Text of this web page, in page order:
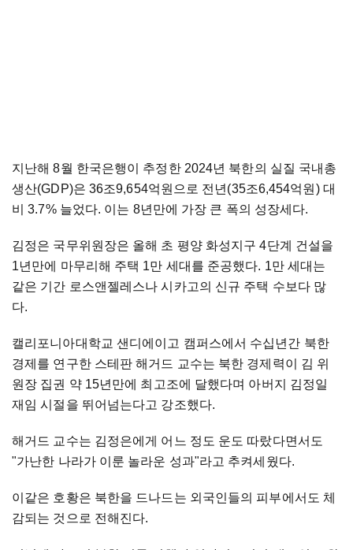
지난해 8월 한국은행이 추정한 2024년 북한의 실질 국내총
생산(GDP)은 36조9,654억원으로 전년(35조6,454억원) 대
비 3.7% 늘었다. 이는 8년만에 가장 큰 폭의 성장세다.
김정은 국무위원장은 올해 초 평양 화성지구 4단계 건설을
1년만에 마무리해 주택 1만 세대를 준공했다. 1만 세대는
같은 기간 로스앤젤레스나 시카고의 신규 주택 수보다 많
다.
캘리포니아대학교 샌디에이고 캠퍼스에서 수십년간 북한
경제를 연구한 스테판 해거드 교수는 북한 경제력이 김 위
원장 집권 약 15년만에 최고조에 달했다며 아버지 김정일
재임 시절을 뛰어넘는다고 강조했다.
해거드 교수는 김정은에게 어느 정도 운도 따랐다면서도
"가난한 나라가 이룬 놀라운 성과"라고 추켜세웠다.
이같은 호황은 북한을 드나드는 외국인들의 피부에서도 체
감되는 것으로 전해진다.